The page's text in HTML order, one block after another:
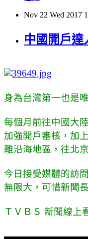
Nov 22 Wed 2017
中國開戶達
身為台灣第一也是
每個月前往中國大
加強開戶審核，加
離沿海地區，往北
今日接受媒體的訪
無限大，可惜新聞
ＴＶＢＳ 新聞線